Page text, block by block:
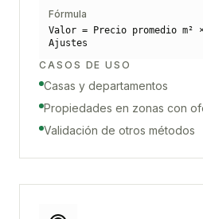
Fórmula
Valor = Precio promedio m²
Ajustes
CASOS DE USO
Casas y departamentos
Propiedades en zonas con
Validación de otros métodos